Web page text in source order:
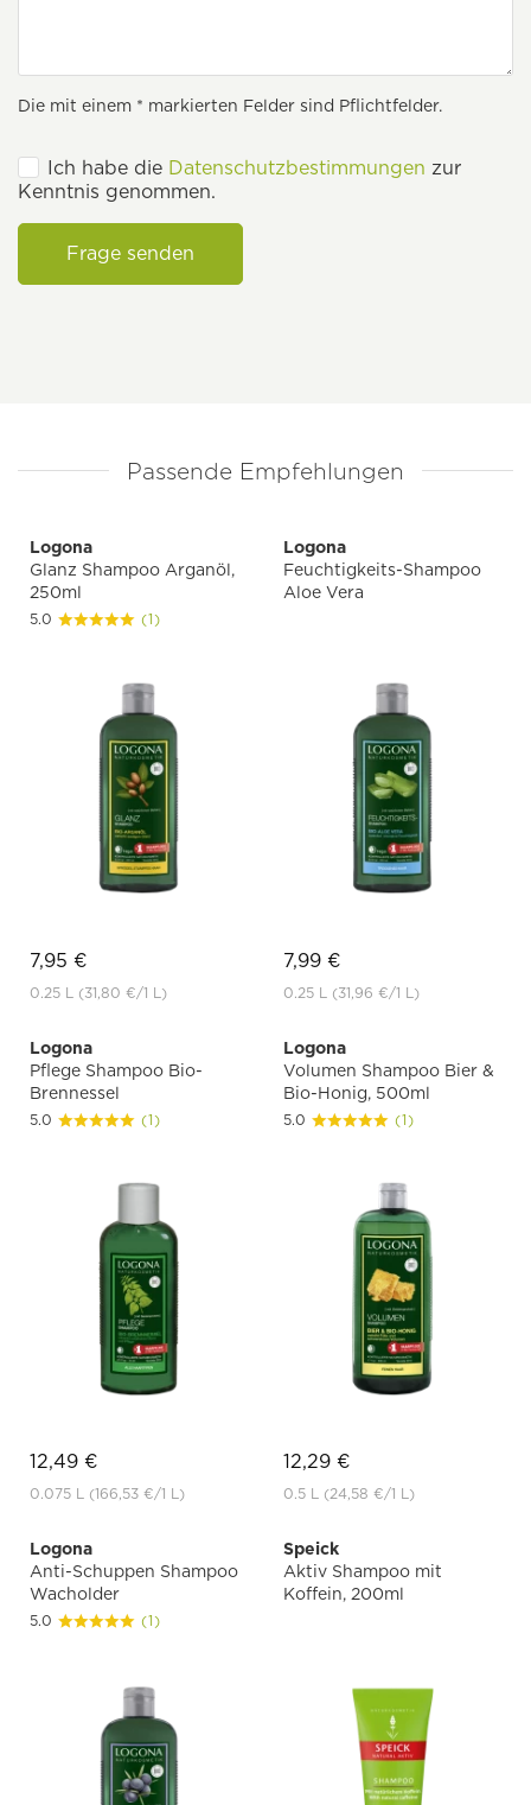
Die mit einem * markierten Felder sind Pflichtfelder.
Ich habe die Datenschutzbestimmungen zur
Kenntnis genommen.
Frage senden
Passende Empfehlungen
Logona
Glanz Shampoo Arganöl,
250ml
5.0 (1)
7,95 €
0.25 L (31,80 €/1 L)
Logona
Feuchtigkeits-Shampoo
Aloe Vera
7,99 €
0.25 L (31,96 €/1 L)
Logona
Pflege Shampoo Bio-
Brennessel
5.0 (1)
12,49 €
0.075 L (166,53 €/1 L)
Logona
Volumen Shampoo Bier &
Bio-Honig, 500ml
5.0 (1)
12,29 €
0.5 L (24,58 €/1 L)
Logona
Anti-Schuppen Shampoo
Wacholder
5.0 (1)
Speick
Aktiv Shampoo mit
Koffein, 200ml